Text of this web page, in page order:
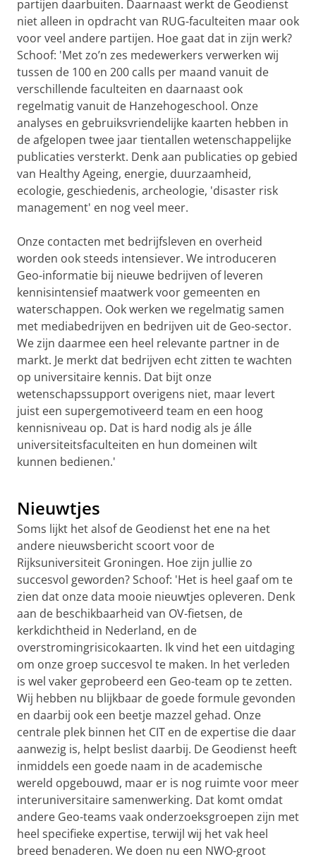
partijen daarbuiten. Daarnaast werkt de Geodienst
niet alleen in opdracht van RUG-faculteiten maar ook
voor veel andere partijen. Hoe gaat dat in zijn werk?
Schoof: 'Met zo’n zes medewerkers verwerken wij
tussen de 100 en 200 calls per maand vanuit de
verschillende faculteiten en daarnaast ook
regelmatig vanuit de Hanzehogeschool. Onze
analyses en gebruiksvriendelijke kaarten hebben in
de afgelopen twee jaar tientallen wetenschappelijke
publicaties versterkt. Denk aan publicaties op gebied
van Healthy Ageing, energie, duurzaamheid,
ecologie, geschiedenis, archeologie, 'disaster risk
management' en nog veel meer.
Onze contacten met bedrijfsleven en overheid
worden ook steeds intensiever. We introduceren
Geo-informatie bij nieuwe bedrijven of leveren
kennisintensief maatwerk voor gemeenten en
waterschappen. Ook werken we regelmatig samen
met mediabedrijven en bedrijven uit de Geo-sector.
We zijn daarmee een heel relevante partner in de
markt. Je merkt dat bedrijven echt zitten te wachten
op universitaire kennis. Dat bijt onze
wetenschapssupport overigens niet, maar levert
juist een supergemotiveerd team en een hoog
kennisniveau op. Dat is hard nodig als je álle
universiteitsfaculteiten en hun domeinen wilt
kunnen bedienen.'
Nieuwtjes
Soms lijkt het alsof de Geodienst het ene na het
andere nieuwsbericht scoort voor de
Rijksuniversiteit Groningen. Hoe zijn jullie zo
succesvol geworden? Schoof: 'Het is heel gaaf om te
zien dat onze data mooie nieuwtjes opleveren. Denk
aan de beschikbaarheid van OV-fietsen, de
kerkdichtheid in Nederland, en de
overstromingrisicokaarten. Ik vind het een uitdaging
om onze groep succesvol te maken. In het verleden
is wel vaker geprobeerd een Geo-team op te zetten.
Wij hebben nu blijkbaar de goede formule gevonden
en daarbij ook een beetje mazzel gehad. Onze
centrale plek binnen het CIT en de expertise die daar
aanwezig is, helpt beslist daarbij. De Geodienst heeft
inmiddels een goede naam in de academische
wereld opgebouwd, maar er is nog ruimte voor meer
interuniversitaire samenwerking. Dat komt omdat
andere Geo-teams vaak onderzoeksgroepen zijn met
heel specifieke expertise, terwijl wij het vak heel
breed benaderen. We doen nu een NWO-groot